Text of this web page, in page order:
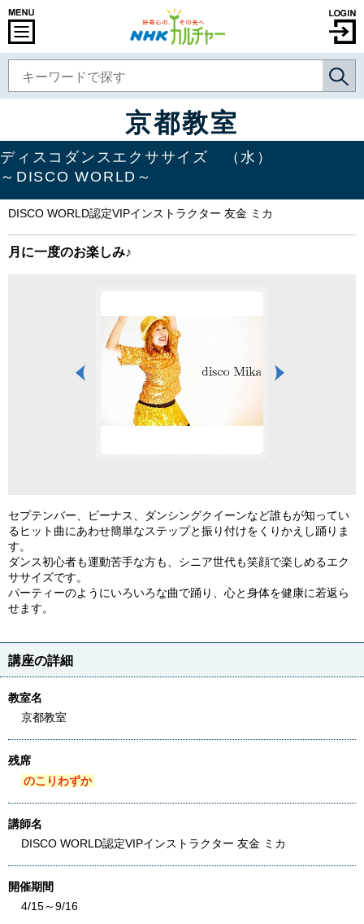
京都教室
ディスコダンスエクササイズ （水）
～DISCO WORLD～
DISCO WORLD認定VIPインストラクター 友金 ミカ
月に一度のお楽しみ♪
セプテンバー、ビーナス、ダンシングクイーンなど誰もが知ってい
るヒット曲にあわせ簡単なステップと振り付けをくりかえし踊りま
す。
ダンス初心者も運動苦手な方も、シニア世代も笑顔で楽しめるエク
ササイズです。
パーティーのようにいろいろな曲で踊り、心と身体を健康に若返ら
せます。
講座の詳細
教室名
京都教室
残席
のこりわずか
講師名
DISCO WORLD認定VIPインストラクター 友金 ミカ
開催期間
4/15～9/16